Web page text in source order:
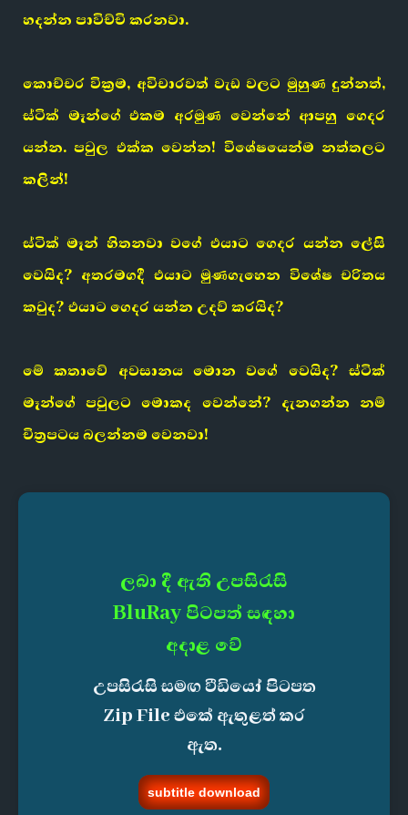
හදන්න පාවිච්චි කරනවා.
කොච්චර වික්‍රම, අවිචාරවත් වැඩ වලට මුහුණ දුන්නත්,
ස්ටික් මෑන්ගේ එකම අරමුණ වෙන්නේ ආපහු ගෙදර
යන්න. පවුල එක්ක වෙන්න! විශේෂයෙන්ම නත්තලට
කලින්!
ස්ටික් මෑන් හිතනවා වගේ එයාට ගෙදර යන්න ලේසි
වෙයිද? අතරමගදී එයාට මුණගැහෙන විශේෂ චරිතය
කවුද? එයාට ගෙදර යන්න උදව් කරයිද?
මේ කතාවේ අවසානය මොන වගේ වෙයිද? ස්ටික්
මෑන්ගේ පවුලට මොකද වෙන්නේ? දැනගන්න නම්
චිත්‍රපටය බලන්නම වෙනවා!
ලබා දී ඇති උපසිරැසි
BluRay පිටපත් සඳහා
අදාළ වේ
උපසිරැසි සමඟ වීඩියෝ පිටපත
Zip File එකේ ඇතුළත් කර
ඇත.
subtitle download